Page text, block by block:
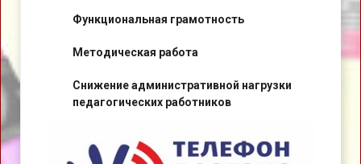
Функциональная грамотность
Методическая работа
Снижение административной нагрузки
педагогических работников